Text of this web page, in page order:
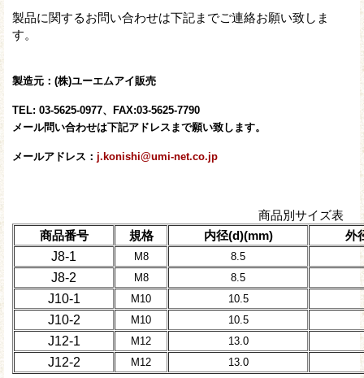
製品に関するお問い合わせは下記までご連絡お願い致しま
す。
製造元：(株)ユーエムアイ販売
TEL: 03-5625-0977、FAX:03-5625-7790
メール問い合わせは下記アドレスまで願い致します。
メールアドレス： j.konishi@umi-net.co.jp
商品別サイズ表
商品番号
規格 内径(d)(mm)
外
J8-1
M8 8.5
J8-2 M8 8.5
J10-1 M10 10.5
J10-2 M10 10.5
J12-1 M12 13.0
J12-2 M12 13.0